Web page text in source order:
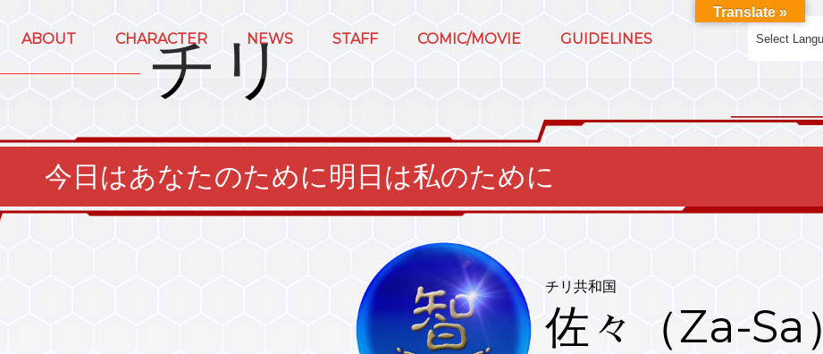
ABOUT CHARACTER NEWS STAFF COMIC/MOVIE GUIDELINES
チリ
今日はあなたのために明日は私のために
チリ共和国
佐々（Za-Sa
Translate »